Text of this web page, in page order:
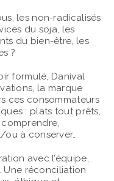
les non-radicalisés
du soja, les
du bien-être, les
?
formulé, Danival
la marque
ces consommateurs
: plats tout prêts,
à conserver…
avec l’équipe,
Une réconciliation